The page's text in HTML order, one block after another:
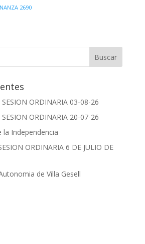
2690
SESION ORDINARIA 03-08-26
SESION ORDINARIA 20-07-26
la Independencia
ORDINARIA 6 DE JULIO DE
de Villa Gesell